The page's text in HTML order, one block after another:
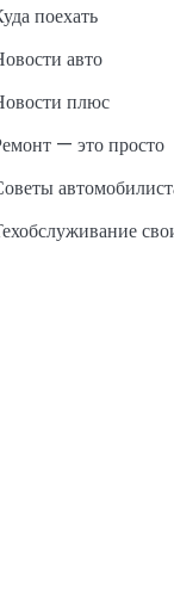
поехать
авто
плюс
— это просто